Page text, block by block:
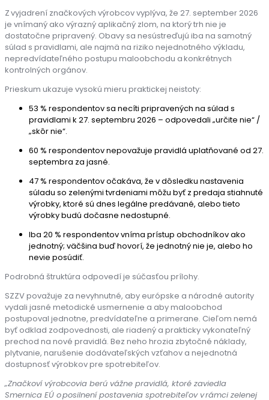
Z vyjadrení značkových výrobcov vyplýva, že 27. september 2026
je vnímaný ako výrazný aplikačný zlom, na ktorý trh nie je
dostatočne pripravený. Obavy sa nesústreďujú iba na samotný
súlad s pravidlami, ale najmä na riziko nejednotného výkladu,
nepredvídateľného postupu maloobchodu a konkrétnych
kontrolných orgánov.
Prieskum ukazuje vysokú mieru praktickej neistoty:
53 % respondentov sa necíti pripravených na súlad s
pravidlami k 27. septembru 2026 – odpovedali „určite nie“ /
„skôr nie“.
60 % respondentov nepovažuje pravidlá uplatňované od 27.
septembra za jasné.
47 % respondentov očakáva, že v dôsledku nastavenia
súladu so zelenými tvrdeniami môžu byť z predaja stiahnuté
výrobky, ktoré sú dnes legálne predávané, alebo tieto
výrobky budú dočasne nedostupné.
Iba 20 % respondentov vníma prístup obchodníkov ako
jednotný; väčšina buď hovorí, že jednotný nie je, alebo ho
nevie posúdiť.
Podrobná štruktúra odpovedí je súčasťou prílohy.
SZZV považuje za nevyhnutné, aby európske a národné autority
vydali jasné metodické usmernenie a aby maloobchod
postupoval jednotne, predvídateľne a primerane. Cieľom nemá
byť odklad zodpovednosti, ale riadený a prakticky vykonateľný
prechod na nové pravidlá. Bez neho hrozia zbytočné náklady,
plytvanie, narušenie dodávateľských vzťahov a nejednotná
dostupnosť výrobkov pre spotrebiteľov.
„Značkoví výrobcovia berú vážne pravidlá, ktoré zaviedla
Smernica EÚ oposilnení postavenia spotrebiteľov v rámci zelenej